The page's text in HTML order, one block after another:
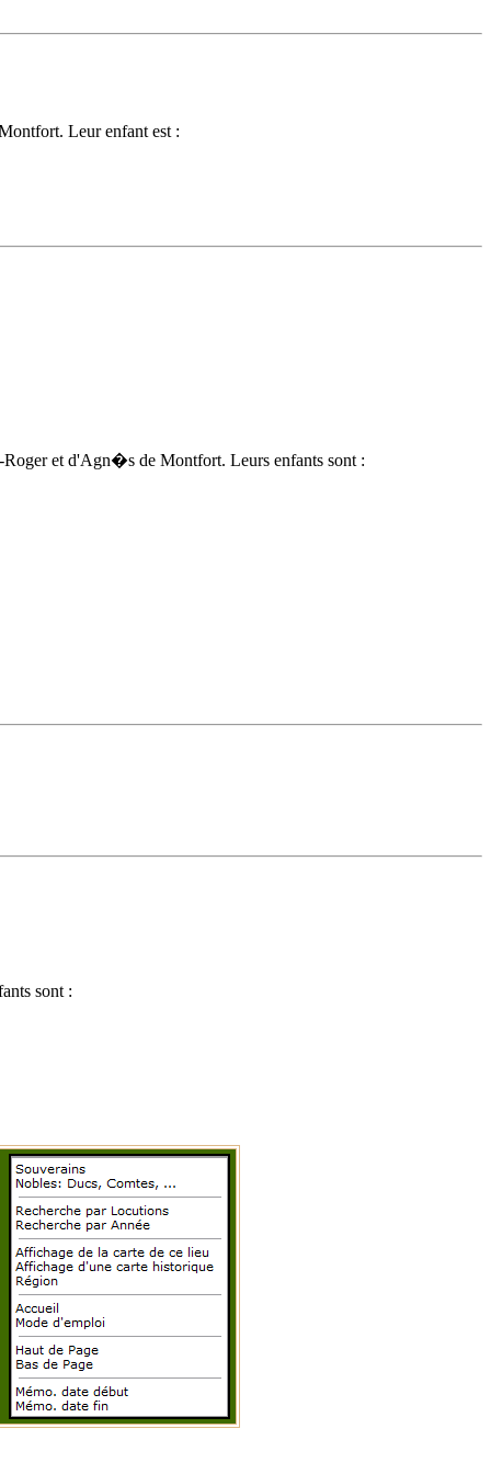
. Leur enfant est :
et d'Agn�s de Montfort. Leurs enfants sont :
sont :